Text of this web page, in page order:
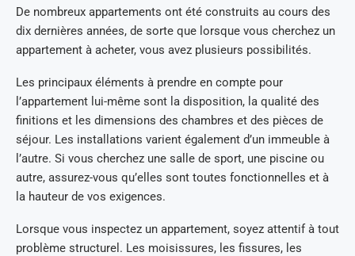
De nombreux appartements ont été construits au cours des
dix dernières années, de sorte que lorsque vous cherchez un
appartement à acheter, vous avez plusieurs possibilités.
Les principaux éléments à prendre en compte pour
l’appartement lui-même sont la disposition, la qualité des
finitions et les dimensions des chambres et des pièces de
séjour. Les installations varient également d’un immeuble à
l’autre. Si vous cherchez une salle de sport, une piscine ou
autre, assurez-vous qu’elles sont toutes fonctionnelles et à
la hauteur de vos exigences.
Lorsque vous inspectez un appartement, soyez attentif à tout
problème structurel. Les moisissures, les fissures, les